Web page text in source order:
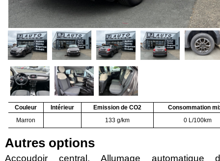
Couleur Intérieur Emission de CO2
Consommation
Marron
133 g/km 0 L/100km
Autres options
Accoudoir central, Allumage automatique